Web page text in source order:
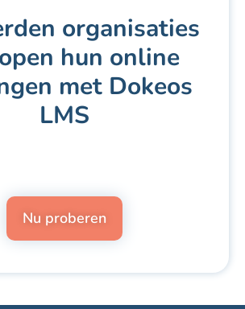
organisaties
hun online
met Dokeos
LMS
Nu proberen